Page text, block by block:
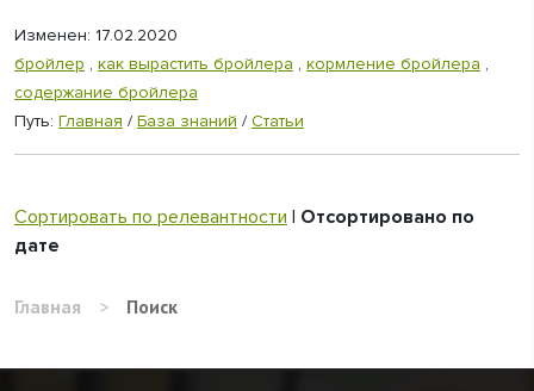
Изменен: 17.02.2020
бройлер , как вырастить бройлера , кормление бройлера ,
содержание бройлера
Путь: Главная / База знаний / Статьи
Сортировать по релевантности | Отсортировано по
дате
Главная > Поиск